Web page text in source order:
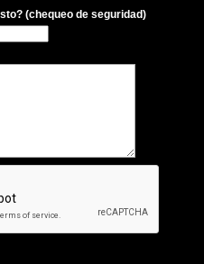
(chequeo de seguridad)